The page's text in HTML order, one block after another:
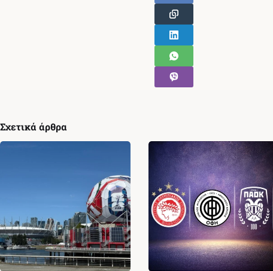
Σχετικά άρθρα